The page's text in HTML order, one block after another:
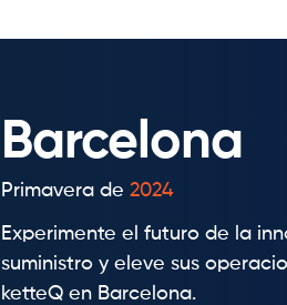
Barcelona
Primavera de 2024
Experimente el futuro de la
suministro y eleve sus
ketteQ en Barcelona.